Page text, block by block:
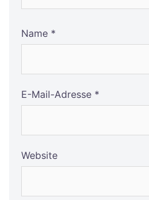
Name *
E-Mail-Adresse *
Website